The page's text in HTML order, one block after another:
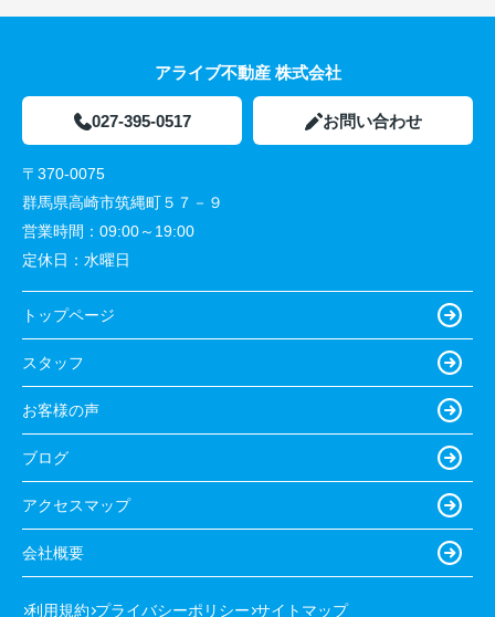
アライブ不動産 株式会社
027-395-0517 お問い合わせ
〒370-0075
群馬県高崎市筑縄町５７－９
営業時間： 09:00～19:00
定休日： 水曜日
トップページ
スタッフ
お客様の声
ブログ
アクセスマップ
会社概要
利用規約 プライバシーポリシー サイトマップ